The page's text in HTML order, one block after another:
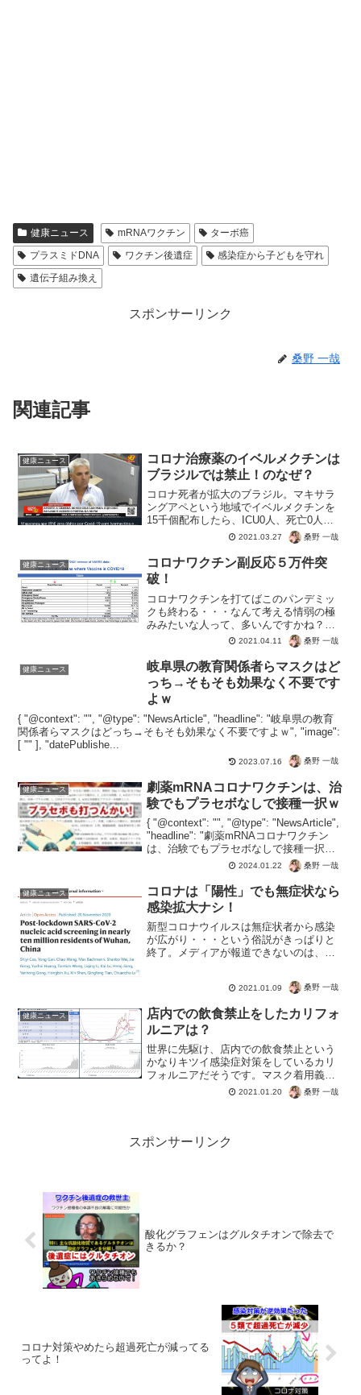
健康ニュース mRNAワクチン
ターボ癌
プラスミドDNA
ワクチン後遺症
感染症から子どもを守れ
遺伝子組み換え
スポンサーリンク
桑野 一哉
関連記事
健康ニュース
コロナ治療薬のイベルメクチンは
ブラジルでは禁止！のなぜ？
コロナ死者が拡大のブラジル。マキサラ
ングアペという地域でイベルメクチンを
15千個配布したら、ICU0人、死亡0人と
コロナに完全勝利。でもブラジル全土で
は、イベルメクチンが禁止という。とて
も隠された意図を感じますね。だって単
純にコロナの治療薬...
2021.03.27 桑野 一哉
健康ニュース
コロナワクチン副反応５万件突
破！
コロナワクチンを打てばこのパンデミッ
クも終わる・・・なんて考える情弱の極
みみたいな人って、多いんですかね？と
りあえず医療従事者が処刑されるのは社
会的損失です。まずはコロナ脳から接種
して、その失敗を見て多くの人が気がつ
くってのがいいと思うんだ...
2021.04.11 桑野 一哉
健康ニュース
岐阜県の教育関係者らマスクはど
っち→そもそも効果なく不要です
よｗ
{ "@context": "", "@type": "NewsArticle", "headline": "岐阜県の教育
関係者らマスクはどっち→そもそも効果なく不要ですよｗ", "image":
[ "" ], "datePublishe...
2023.07.16 桑野 一哉
健康ニュース
劇薬mRNAコロナワクチンは、治
験でもプラセボなしで接種一択ｗ
{ "@context": "", "@type": "NewsArticle",
"headline": "劇薬mRNAコロナワクチン
は、治験でもプラセボなしで接種一択ｗ",
"image": [ "" ], "datePublished...
2024.01.22 桑野 一哉
健康ニュース
コロナは「陽性」でも無症状なら
感染拡大ナシ！
新型コロナウイルスは無症状者から感染
が広がり・・・という俗説がきっぱりと
終了。メディアが報道できないのは、こ
切否定されてしまうから。根拠のないこ
とを放送しつづけても効果でてます
が・・・これPCR検査の無意...
2021.01.09 桑野 一哉
健康ニュース
店内での飲食禁止をしたカリフォ
ルニアは？
世界に先駆け、店内での飲食禁止という
かなりキツイ感染症対策をしているカリ
フォルニアだそうです。マスク着用義務
もあいまって、安定のコロナ拡大。効果
を検証して見直そう！ってならないんで
2021.01.20 桑野 一哉
スポンサーリンク
酸化グラフェンはグルタチオンで除去で
きるか？
コロナ対策やめたら超過死亡が減ってる
ってよ！